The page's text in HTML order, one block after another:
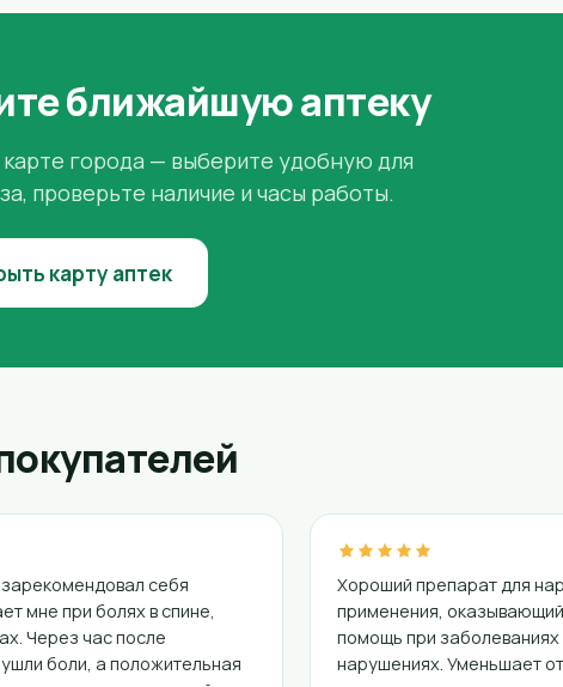
ближайшую аптеку
карте города — выберите удобную для
проверьте наличие и часы работы.
карту аптек
себя
мне при болях в спине,
Через час после
боли, а положительная
Хороший препарат для
применения,
помощь при
нарушениях. Уменьшает